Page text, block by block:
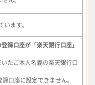
ます。
録口座が「楽天銀行口座」
たご本人名義の楽天銀行口
口座に設定できません。